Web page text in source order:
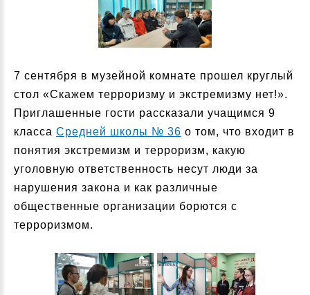
7 сентября в музейной комнате прошел круглый
стол «Скажем терроризму и экстремизму нет!».
Приглашенные гости рассказали учащимся 9
класса Средней школы № 36 о том, что входит в
понятия экстремизм и терроризм, какую
уголовную ответственность несут люди за
нарушения закона и как различные
общественные организации борются с
терроризмом.